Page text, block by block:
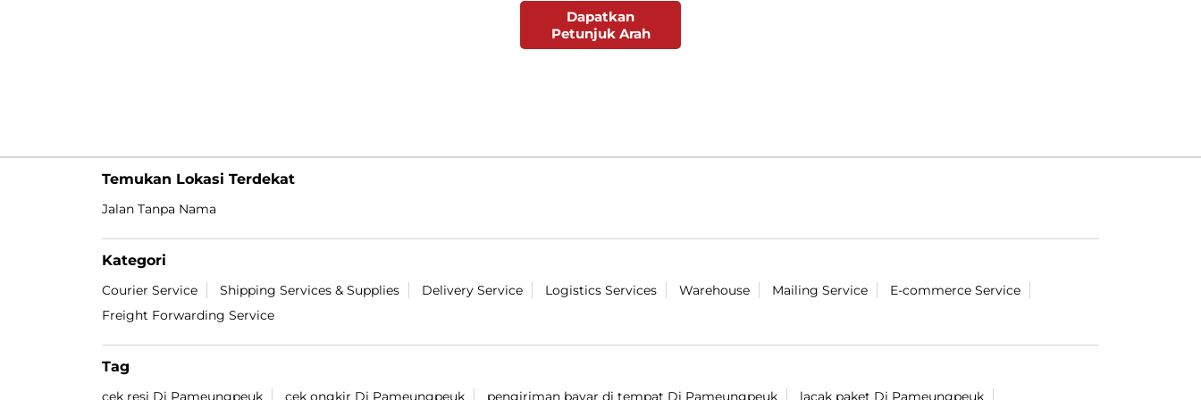
Dapatkan
Petunjuk Arah
Temukan Lokasi Terdekat
Jalan Tanpa Nama
Kategori
Courier Service Shipping Services & Supplies Delivery Service Logistics Services Warehouse Mailing Service
E-commerce Service
Freight Forwarding Service
Tag
cek resi Di Pameungpeuk cek ongkir Di Pameungpeuk pengiriman bayar di tempat Di Pameungpeuk lacak paket Di Pameungpeuk